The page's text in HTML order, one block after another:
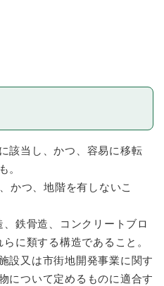
該当し、かつ、容易に移転
。
かつ、地階を有しないこ
、鉄骨造、コンクリートブロ
に類する構造であること。
設又は市街地開発事業に関す
について定めるものに適合す